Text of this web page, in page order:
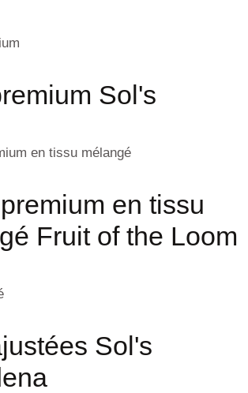
Sol's
en tissu
Fruit of the Loom
Sol's